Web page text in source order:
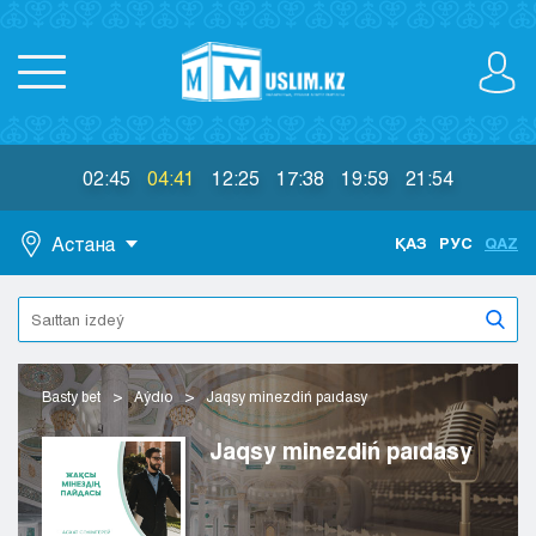
02:45 04:41 12:25 17:38 19:59 21:54
Астана
Astana
Almaty
Aktobe
Atyraý
Jezkazgan
Karaganda
Kokshetaý
Kostanaı
ҚАЗ РУС QAZ
Basty bet Aýdıo Jaqsy minezdiń paıdasy
Jaqsy minezdiń paıdasy